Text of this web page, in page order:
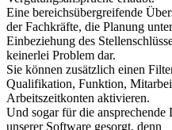
Eine bereichsübergreifende
der Fachkräfte, die Planung unter
Einbeziehung des
keinerlei Problem dar.
Sie können zusätzlich einen
Qualifikation, Funktion,
Arbeitszeitkonten aktivieren.
Und sogar für die
unserer Software gesorgt, denn